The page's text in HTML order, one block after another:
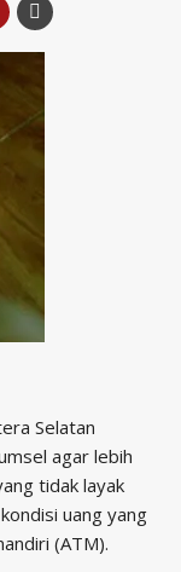
Selatan
agar lebih
tidak layak
uang yang
(ATM).